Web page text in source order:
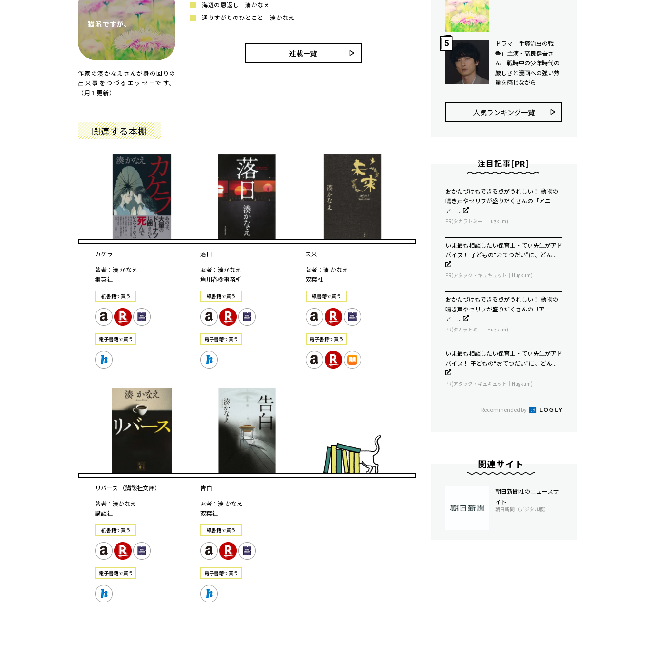
猫派ですが、
作家の湊かなえさんが身の回りの
出来事をつづるエッセーです。
（月１更新）
海辺の恩返し 湊かなえ
通りすがりのひとこと 湊かなえ
連載一覧
関連する本棚
カケラ
著者：湊 かなえ
集英社
紙書籍で買う
電⼦書籍で買う
落日
著者：湊かなえ
角川春樹事務所
紙書籍で買う
電⼦書籍で買う
未来
著者：湊 かなえ
双葉社
紙書籍で買う
電⼦書籍で買う
リバース （講談社文庫）
著者：湊かなえ
講談社
紙書籍で買う
電⼦書籍で買う
告白
著者：湊 かなえ
双葉社
紙書籍で買う
電⼦書籍で買う
ドラマ「手塚治虫の戦
争」主演・高良健吾さ
ん 戦時中の少年時代の
厳しさと漫画への強い熱
量を感じながら
人気ランキング⼀覧
注目記事[PR]
おかたづけもできる点がうれしい！ 動物の
鳴き声やセリフが盛りだくさんの「アニ
ア ...
PR(タカラトミー｜Hugkum)
いま最も相談したい保育士・てぃ先生がアド
バイス！ 子どもの“おてつだい”に、どん...
PR(アタック・キュキュット｜Hugkum)
おかたづけもできる点がうれしい！ 動物の
鳴き声やセリフが盛りだくさんの「アニ
ア ...
PR(タカラトミー｜Hugkum)
いま最も相談したい保育士・てぃ先生がアド
バイス！ 子どもの“おてつだい”に、どん...
PR(アタック・キュキュット｜Hugkum)
Recommended by
関連サイト
朝日新聞社のニュースサ
イト
朝日新聞（デジタル版）